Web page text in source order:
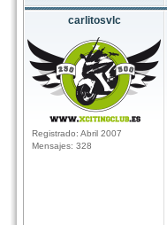
carlitosvlc
Registrado: Abril 2007
Mensajes: 328